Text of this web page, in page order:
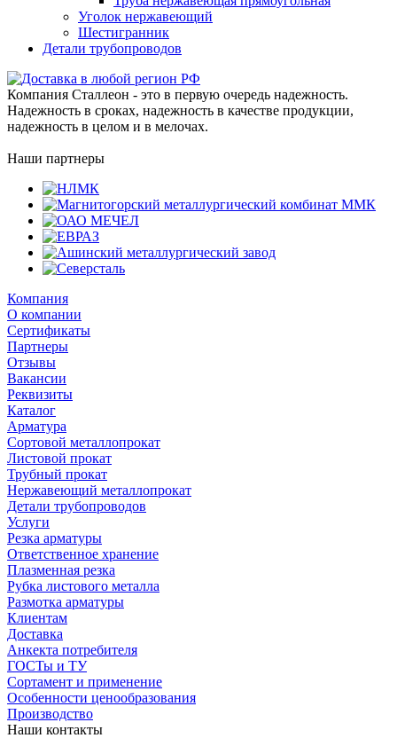
Уголок нержавеющий
Шестигранник
Детали трубопроводов
Компания Сталлеон - это в первую очередь надежность.
Надежность в сроках, надежность в качестве продукции,
надежность в целом и в мелочах.
Наши партнеры
Компания
О компании
Сертификаты
Партнеры
Отзывы
Вакансии
Реквизиты
Каталог
Арматура
Сортовой металлопрокат
Листовой прокат
Трубный прокат
Нержавеющий металлопрокат
Детали трубопроводов
Услуги
Резка арматуры
Ответственное хранение
Плазменная резка
Рубка листового металла
Размотка арматуры
Клиентам
Доставка
Анкекта потребителя
ГОСТы и ТУ
Сортамент и применение
Особенности ценообразования
Производство
Наши контакты